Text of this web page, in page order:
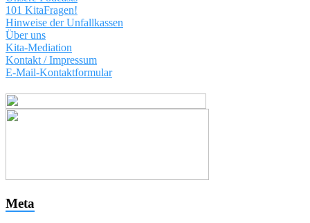
101 KitaFragen!
Hinweise der Unfallkassen
Über uns
Kita-Mediation
Kontakt / Impressum
E-Mail-Kontaktformular
Meta